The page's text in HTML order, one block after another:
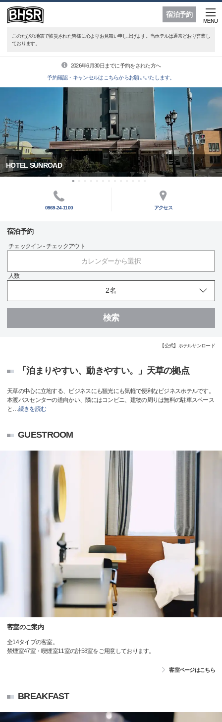
宿泊予約
MENU
このたびの地震で被災された皆様に心よりお見舞い申し上げます。当ホテルは通常どおり営業し
ております。
2026年6月30日までに予約をされた方へ
予約確認・キャンセルはこちらからお願いいたします。
HOTEL SUNROAD
0969-24-1100 アクセス
宿泊予約
チェックイン - チェックアウト
カレンダーから選択
人数
検索
【公式】ホテルサンロード
「泊まりやすい、動きやすい。」天草の拠点
天草の中心に立地する、ビジネスにも観光にも気軽で便利なビジネスホテルです。
本渡バスセンターの道向かい、隣にはコンビニ、建物の周りは無料の駐車スペース
と …続きを読む
GUESTROOM
客室のご案内
全14タイプの客室。
禁煙室47室・喫煙室11室の計58室をご用意しております。
客室ページはこちら
BREAKFAST